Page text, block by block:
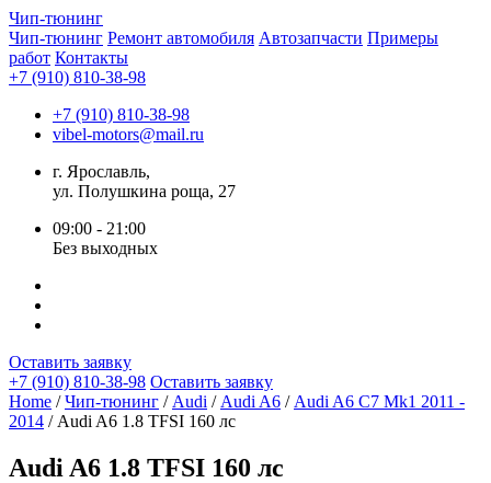
Чип-тюнинг
Чип-тюнинг Ремонт автомобиля Автозапчасти Примеры
работ Контакты
+7 (910) 810-38-98
+7 (910) 810-38-98
vibel-motors@mail.ru
г. Ярославль,
ул. Полушкина роща, 27
09:00 - 21:00
Без выходных
Оставить заявку
+7 (910) 810-38-98 Оставить заявку
Home /Чип-тюнинг / Audi / Audi A6 / Audi A6 С7 Mk1 2011 -
2014 / Audi A6 1.8 TFSI 160 лс
Audi A6 1.8 TFSI 160 лс